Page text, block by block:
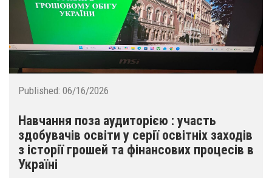
Published: 06/16/2026
Навчання поза аудиторією : участь
здобувачів освіти у серії освітніх заходів
з історії грошей та фінансових процесів в
Україні